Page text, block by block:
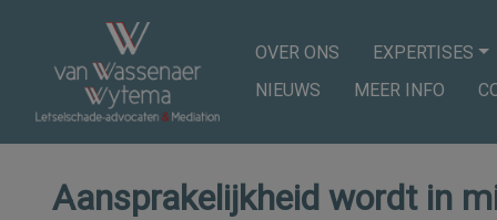
OVER ONS
EXPERTISES
NIEUWS
MEER INFO
Aansprakelijkheid wordt in